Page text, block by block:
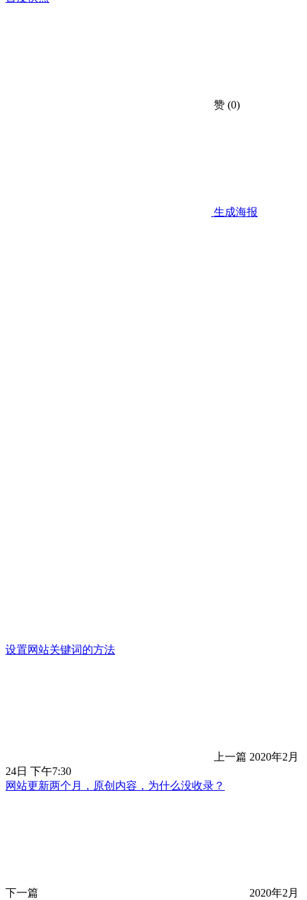
赞 (0)
生成海报
设置网站关键词的方法
上一篇 2020年2月
24日 下午7:30
网站更新两个月，原创内容，为什么没收录？
下一篇
2020年2月